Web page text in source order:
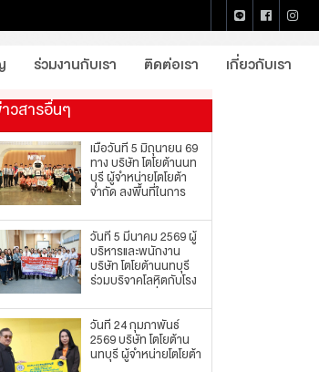
ร่วมงานกับเรา ติดต่อเรา เกี่ยวกับเรา
วสารอื่นๆ
เมื่อวันที่ 5 มิถุนายน 69
ทาง บริษัท โตโยต้านนท
บุรี ผู้จำหน่ายโตโยต้า
จำกัด ลงพื้นที่ในการ
ปลอดภัยในพื้นที่ปฏิบัติ
งาน
วันที่ 5 มีนาคม 2569 ผู้
บริหารและพนักงาน
บริษัท โตโยต้านนทบุรี
ร่วมบริจาคโลหิตกับโรง
วันที่ 24 กุมภาพันธ์
2569 บริษัท โตโยต้าน
นทบุรี ผู้จำหน่ายโตโยต้า